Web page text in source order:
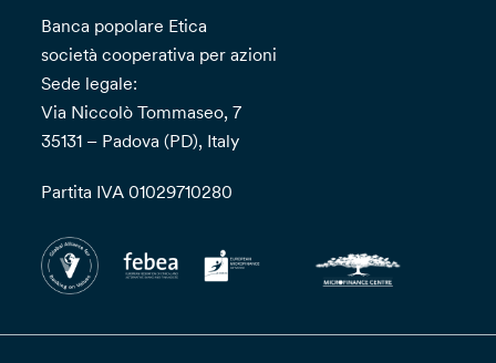
Banca popolare Etica
società cooperativa per azioni
Sede legale:
Via Niccolò Tommaseo, 7
35131 – Padova (PD), Italy
Partita IVA 01029710280